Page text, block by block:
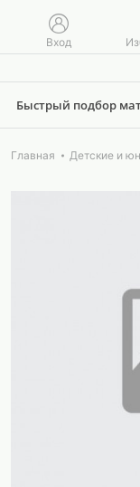
Вход
Быстрый подбор
Главная Детские и